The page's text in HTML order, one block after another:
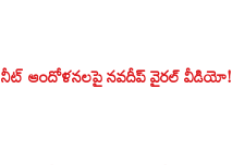
నీట్ ఆందోళనలపై నవదీప్ వైరల్ వీడియో!